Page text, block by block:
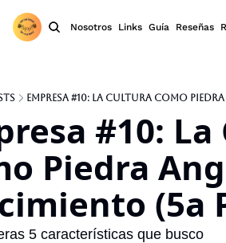
Nosotros Links Guía Reseñas
Empresa #10: La Cultura como
#10:
Piedra
(5a
5 características que busco